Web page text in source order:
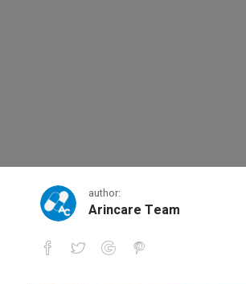
0_BP1ibyKk5c5-JMD-
author:
Arincare Team